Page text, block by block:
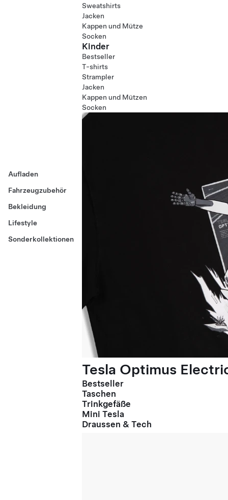
Aufladen
Fahrzeugzubehör
Bekleidung
Lifestyle
Sonderkollektionen
Sweatshirts
Jacken
Kappen und Mütze
Socken
Kinder
Bestseller
T-shirts
Strampler
Jacken
Kappen und Mützen
Socken
Tesla Optimus
Bestseller
Taschen
Trinkgefäße
Mini Tesla
Draussen & Tech